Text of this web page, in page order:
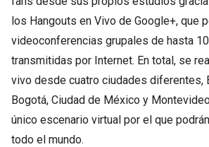
los Hangouts en Vivo de Google+, que
videoconferencias grupales de hasta
transmitidas por Internet. En total, se
vivo desde cuatro ciudades diferentes,
Bogotá, Ciudad de México y
único escenario virtual por el que
todo el mundo.